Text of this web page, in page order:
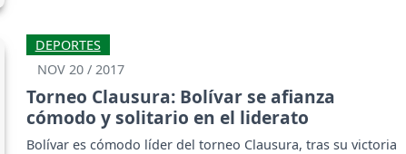
DEPORTES
NOV 20 / 2017
Torneo Clausura: Bolívar se afianza
cómodo y solitario en el liderato
Bolívar es cómodo líder del torneo Clausura, tras su victoria